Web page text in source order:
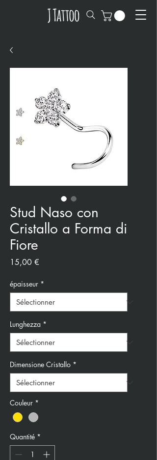
Stud Naso con
Cristallo a Forma di
Fiore
15,00 €
épaisseur *
Lunghezza *
Dimensione Cristallo *
Couleur *
Quantité *